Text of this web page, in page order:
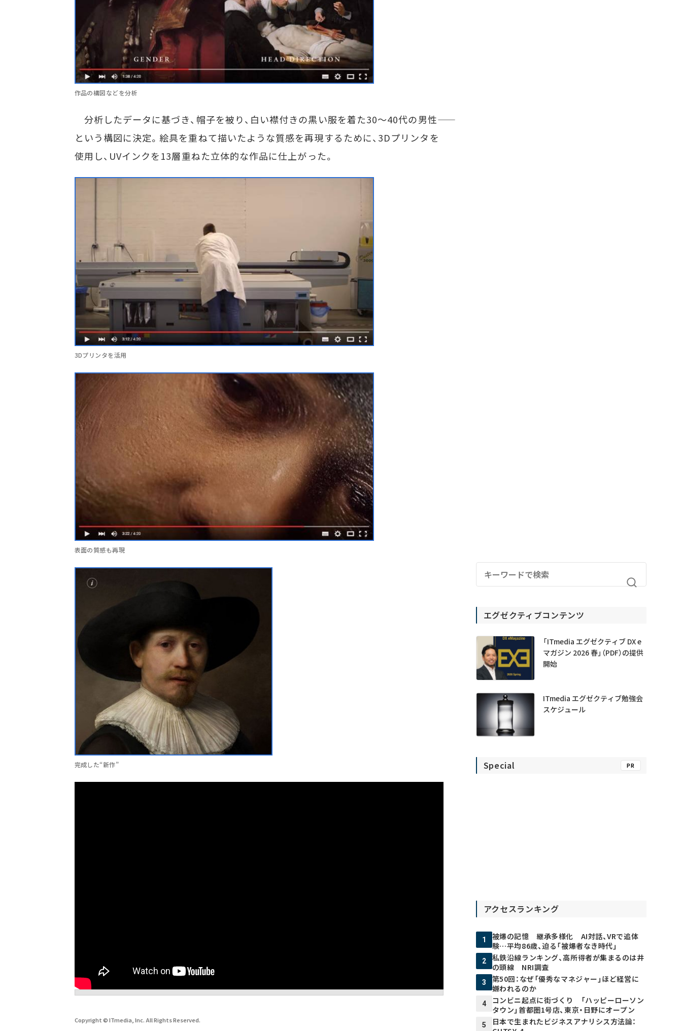
作品の構図などを分析
分析したデータに基づき、帽子を被り、白い襟付きの黒い服を着た30～40代の男性――
という構図に決定。絵具を重ねて描いたような質感を再現するために、3Dプリンタを
使用し、UVインクを13層重ねた立体的な作品に仕上がった。
3Dプリンタを活用
表面の質感も再現
完成した“新作”
Copyright © ITmedia, Inc. All Rights Reserved.
エグゼクティブコンテンツ
「ITmedia エグゼクティブ DX e
マガジン 2026 春」（PDF）の提供
開始
ITmedia エグゼクティブ勉強会
スケジュール
Special PR
アクセスランキング
1
被爆の記憶 継承多様化 AI対話、VRで追体
験…平均86歳、迫る「被爆者なき時代」
2
私鉄沿線ランキング、高所得者が集まるのは井
の頭線 NRI調査
3
第50回：なぜ「優秀なマネジャー」ほど経営に
嫌われるのか
4
コンビニ起点に街づくり 「ハッピーローソン
タウン」首都圏1号店、東京・日野にオープン
5
日本で生まれたビジネスアナリシス方法論：